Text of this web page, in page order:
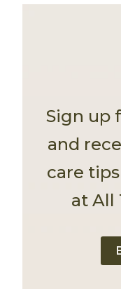
Sign up
and
care
at All